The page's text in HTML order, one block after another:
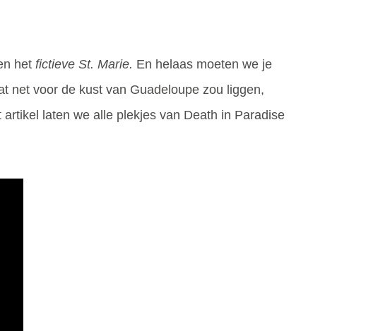
het fictieve St. Marie. En helaas moeten we je
net voor de kust van Guadeloupe zou liggen,
laten we alle plekjes van Death in Paradise